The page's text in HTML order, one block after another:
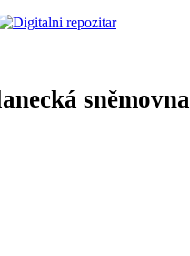
sněmovna